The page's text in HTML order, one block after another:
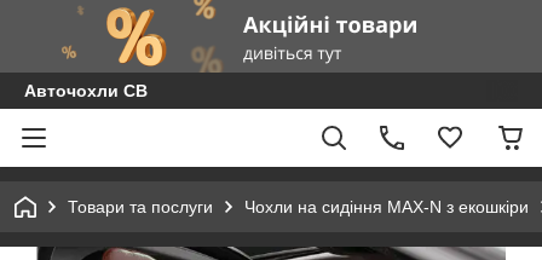
Авточохли СВ
Товари та послуги Чохли на сидіння MAX-N з екошкіри